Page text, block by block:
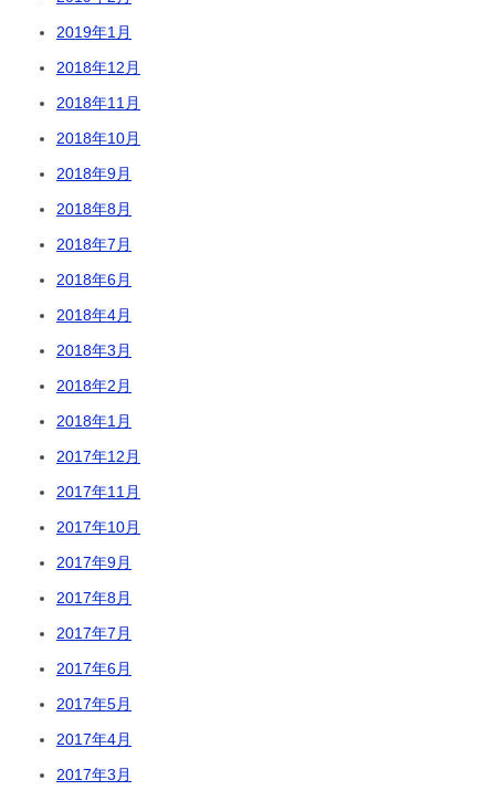
2019年1月
2018年12月
2018年11月
2018年10月
2018年9月
2018年8月
2018年7月
2018年6月
2018年4月
2018年3月
2018年2月
2018年1月
2017年12月
2017年11月
2017年10月
2017年9月
2017年8月
2017年7月
2017年6月
2017年5月
2017年4月
2017年3月